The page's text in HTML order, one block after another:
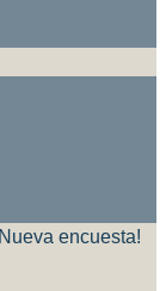
Nueva encuesta!